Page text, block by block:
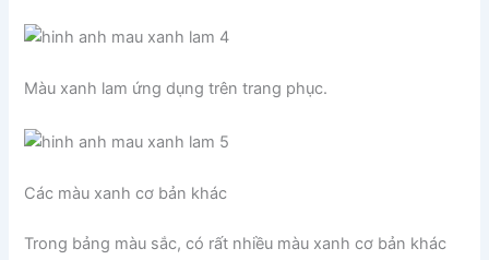
Màu xanh lam ứng dụng trên trang phục.
Các màu xanh cơ bản khác
Trong bảng màu sắc, có rất nhiều màu xanh cơ bản khác